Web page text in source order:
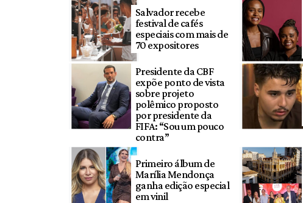
Salvador recebe
festival de cafés
especiais com mais de
70 expositores
Presidente da CBF
expõe ponto de vista
sobre projeto
polêmico proposto
por presidente da
FIFA: “Sou um pouco
contra”
Primeiro álbum de
Marília Mendonça
ganha edição especial
em vinil